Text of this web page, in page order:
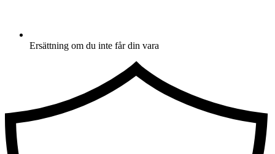
Ersättning om du inte får din vara